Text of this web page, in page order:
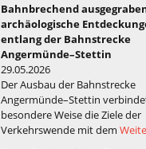
Bahnbrechend
archäologische
entlang der Bahnstrecke
Angermünde–Stettin
29.05.2026
Der Ausbau der Bahnstrecke
Angermünde–Stettin
besondere Weise die Ziele der
Verkehrswende mit dem